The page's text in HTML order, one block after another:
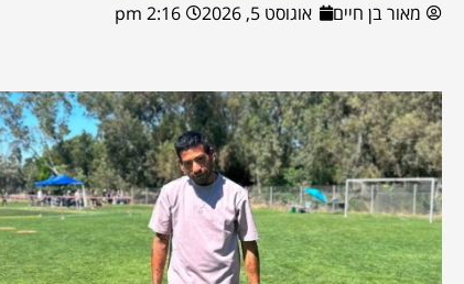
מאור בן חיים אוגוסט 5, 2026 2:16 pm